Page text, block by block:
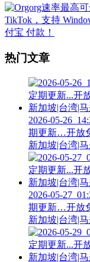
热门文章
2026-05-
期更新…开放
新加坡|台湾|
2026-05-
期更新…开放
新加坡|台湾|